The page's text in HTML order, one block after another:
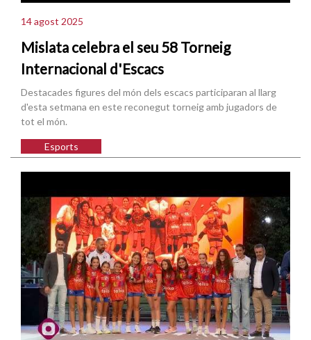
14 agost 2025
Mislata celebra el seu 58 Torneig
Internacional d'Escacs
Destacades figures del món dels escacs participaran al llarg
d'esta setmana en este reconegut torneig amb jugadors de
tot el món.
Esports